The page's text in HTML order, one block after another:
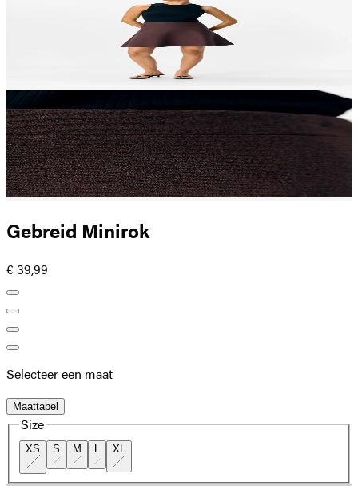
Gebreid Minirok
€ 39,99
Selecteer een maat
Maattabel
Size
XS S M L XL